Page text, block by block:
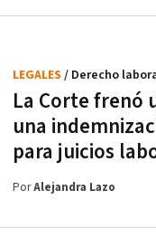
La Corte frenó
una
para juicios
LEGALES / Derecho
PorAlejandra Lazo